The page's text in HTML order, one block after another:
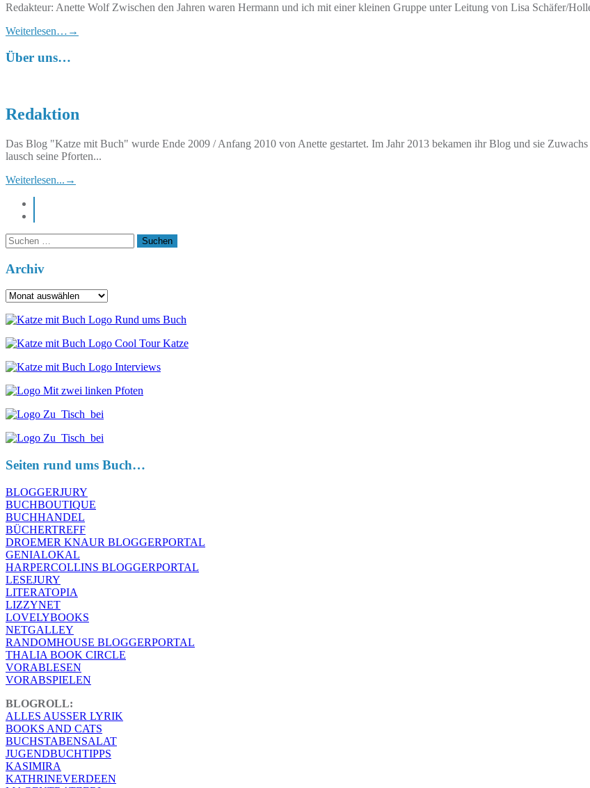
Redakteur: Anette Wolf Zwischen den Jahren waren Hermann und ich mit einer kleinen Gruppe unter Leitung von Lisa Schäfer/
Weiterlesen… →
Über uns…
Redaktion
Das Blog "Katze mit Buch" wurde Ende 2009 / Anfang 2010 von Anette gestartet. Im Jahr 2013 bekamen ihr Blog und sie
lausch seine Pforten...
Weiterlesen... →
Suchen
nach:
Archiv
Archiv
Seiten rund ums Buch…
BLOGGERJURY
BUCHBOUTIQUE
BUCHHANDEL
BÜCHERTREFF
DROEMER KNAUR BLOGGERPORTAL
GENIALOKAL
HARPERCOLLINS BLOGGERPORTAL
LESEJURY
LITERATOPIA
LIZZYNET
LOVELYBOOKS
NETGALLEY
RANDOMHOUSE BLOGGERPORTAL
THALIA BOOK CIRCLE
VORABLESEN
VORABSPIELEN
BLOGROLL:
ALLES AUSSER LYRIK
BOOKS AND CATS
BUCHSTABENSALAT
JUGENDBUCHTIPPS
KASIMIRA
KATHRINEVERDEEN